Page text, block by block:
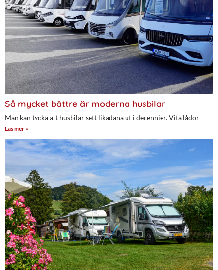
Så mycket bättre är moderna husbilar
Man kan tycka att husbilar sett likadana ut i decennier. Vita lådor
Läs mer »